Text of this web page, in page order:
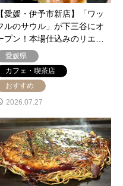
【愛媛・伊予市新店】「ワッ
ルのサウル」が下三谷にオ
プン！本場仕込みのリエ…
愛媛県
カフェ・喫茶店
おすすめ
2026.07.27